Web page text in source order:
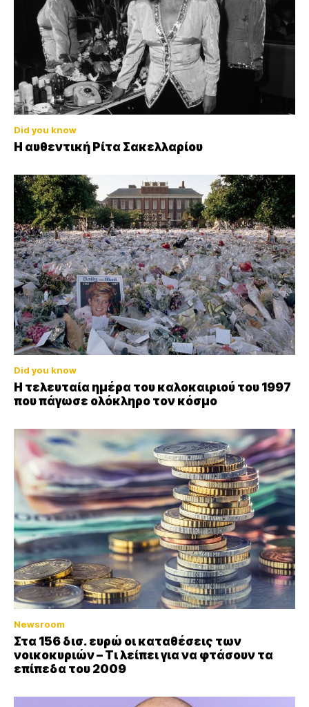
Did you know
Η αυθεντική Ρίτα Σακελλαρίου
Did you know
Η τελευταία ημέρα του καλοκαιριού του 1997
που πάγωσε ολόκληρο τον κόσμο
Newsroom
Στα 156 δισ. ευρώ οι καταθέσεις των
νοικοκυριών – Τι λείπει για να φτάσουν τα
επίπεδα του 2009